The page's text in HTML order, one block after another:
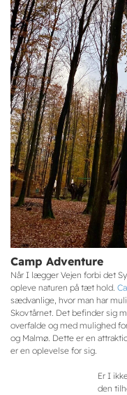
Camp Adventure
Når I lægger Vejen forbi det
opleve naturen på tæt hold.
sædvanlige, hvor man har
Skovtårnet. Det befinder sig
overfalde og med mulighed
og Malmø. Dette er en
er en oplevelse for sig.
Er I
den